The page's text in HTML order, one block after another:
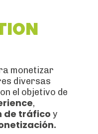
monetizar
diversas
el objetivo de
,
de tráfico y